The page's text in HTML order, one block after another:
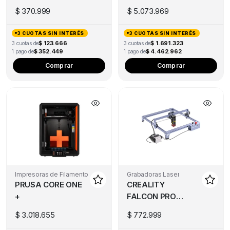
$ 370.999
3 CUOTAS SIN INTERÉS
3 cuotas de$ 123.666
1 pago de$ 352.449
Comprar
$ 5.073.969
3 CUOTAS SIN INTERÉS
3 cuotas de$ 1.691.323
1 pago de$ 4.462.962
Comprar
Impresoras de Filamento
PRUSA CORE ONE
+
$ 3.018.655
Grabadoras Laser
CREALITY
FALCON PRO
$ 772.999